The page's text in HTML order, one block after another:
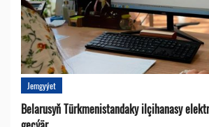
Jemgyýet
Belarusyň Türkmenistandaky ilçihanasy